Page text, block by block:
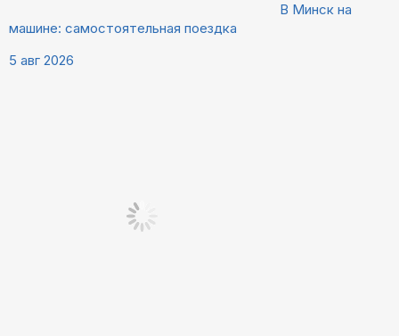
В Минск на
машине: самостоятельная поездка
5 авг 2026